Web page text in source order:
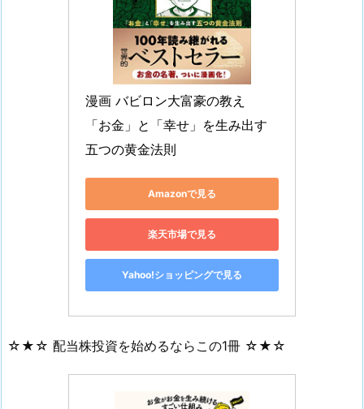
漫画 バビロン大富豪の教え
「お金」と「幸せ」を生み出す
五つの黄金法則
Amazonで見る
楽天市場で見る
Yahoo!ショッピングで見る
☆★☆ 配当株投資を始めるならこの1冊 ☆★☆